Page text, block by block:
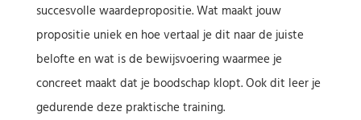
succesvolle waardepropositie. Wat maakt jouw
propositie uniek en hoe vertaal je dit naar de juiste
belofte en wat is de bewijsvoering waarmee je
concreet maakt dat je boodschap klopt. Ook dit leer je
gedurende deze praktische training.